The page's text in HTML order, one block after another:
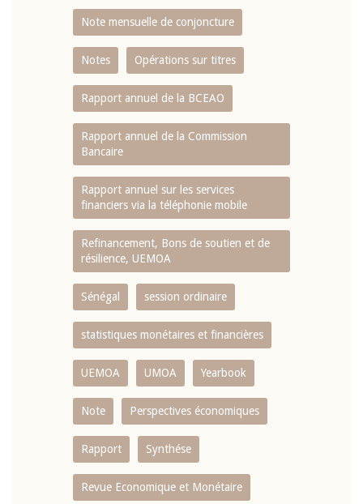
Note mensuelle de conjoncture
Notes Opérations sur titres
Rapport annuel de la BCEAO
Rapport annuel de la Commission
Bancaire
Rapport annuel sur les services
financiers via la téléphonie mobile
Refinancement, Bons de soutien et de
résilience, UEMOA
Sénégal session ordinaire
statistiques monétaires et financières
UEMOA UMOA Yearbook
Note Perspectives économiques
Rapport Synthése
Revue Economique et Monétaire